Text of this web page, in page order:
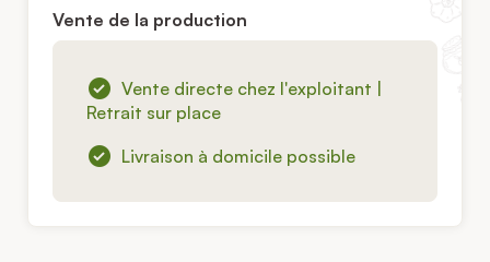
Vente de la production
Vente directe chez l'exploitant |
Retrait sur place
Livraison à domicile possible